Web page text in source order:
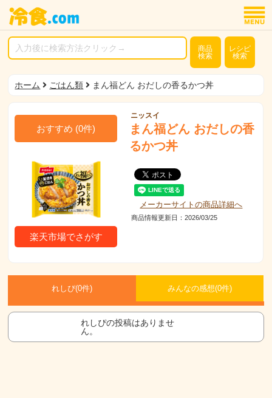
商品
検索
レシピ
検索
ホーム ごはん類 まん福どん おだしの香るかつ丼
おすすめ (0件)
楽天市場でさがす
ニッスイ
まん福どん おだしの香
るかつ丼
メーカーサイトの商品詳細へ
商品情報更新日：2026/03/25
れしぴ(0件) みんなの感想(0件)
れしぴの投稿はありませ
ん。